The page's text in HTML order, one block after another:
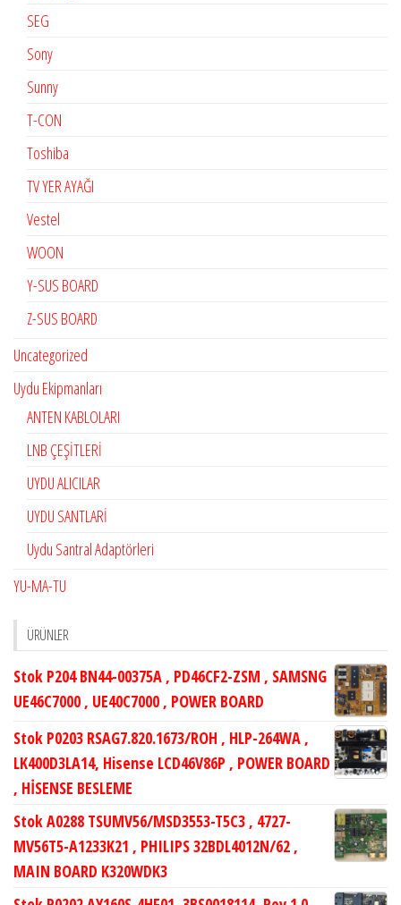
SEG
Sony
Sunny
T-CON
Toshiba
TV YER AYAĞI
Vestel
WOON
Y-SUS BOARD
Z-SUS BOARD
Uncategorized
Uydu Ekipmanları
ANTEN KABLOLARI
LNB ÇEŞİTLERİ
UYDU ALICILAR
UYDU SANTLARİ
Uydu Santral Adaptörleri
YU-MA-TU
ÜRÜNLER
Stok P204 BN44-00375A , PD46CF2-ZSM , SAMSNG
UE46C7000 , UE40C7000 , POWER BOARD
Stok P0203 RSAG7.820.1673/ROH , HLP-264WA ,
LK400D3LA14, Hisense LCD46V86P , POWER BOARD
, HİSENSE BESLEME
Stok A0288 TSUMV56/MSD3553-T5C3 , 4727-
MV56T5-A1233K21 , PHILIPS 32BDL4012N/62 ,
MAIN BOARD K320WDK3